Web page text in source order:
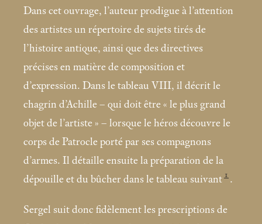
Dans cet ouvrage, l’auteur prodigue à l’attention
des artistes un répertoire de sujets tirés de
l’histoire antique, ainsi que des directives
précises en matière de composition et
d’expression. Dans le tableau VIII, il décrit le
chagrin d’Achille – qui doit être « le plus grand
objet de l’artiste » – lorsque le héros découvre le
corps de Patrocle porté par ses compagnons
d’armes. Il détaille ensuite la préparation de la
dépouille et du bûcher dans le tableau suivant 1 .
Sergel suit donc fidèlement les prescriptions de